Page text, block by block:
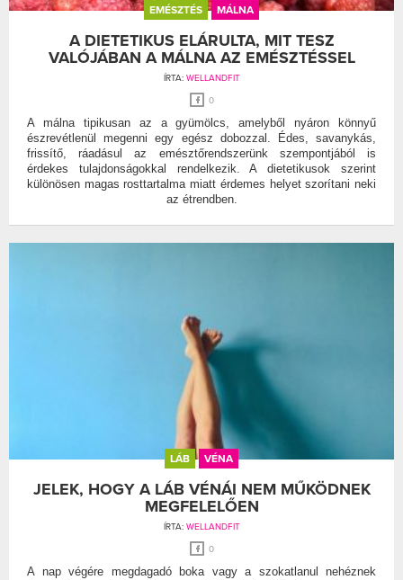
EMÉSZTÉS MÁLNA
A DIETETIKUS ELÁRULTA, MIT TESZ
VALÓJÁBAN A MÁLNA AZ EMÉSZTÉSSEL
ÍRTA: WELLANDFIT
0
A málna tipikusan az a gyümölcs, amelyből nyáron könnyű
észrevétlenül megenni egy egész dobozzal. Édes, savanykás,
frissítő, ráadásul az emésztőrendszerünk szempontjából is
érdekes tulajdonságokkal rendelkezik. A dietetikusok szerint
különösen magas rosttartalma miatt érdemes helyet szorítani neki
az étrendben.
LÁB VÉNA
JELEK, HOGY A LÁB VÉNÁI NEM MŰKÖDNEK
MEGFELELŐEN
ÍRTA: WELLANDFIT
0
A nap végére megdagadó boka vagy a szokatlanul nehéznek